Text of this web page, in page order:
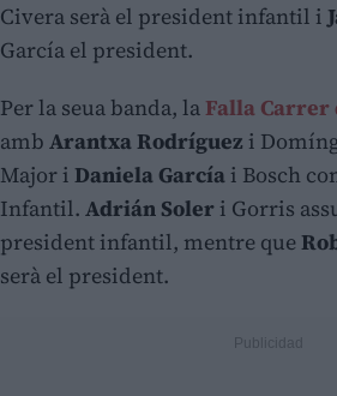
Civera serà el president infantil i
García el president.
Per la seua banda, la Falla
amb Arantxa Rodríguez i
Major i Daniela García i Bosch
Infantil. Adrián Soler i Gorris
president infantil, mentre que
serà el president.